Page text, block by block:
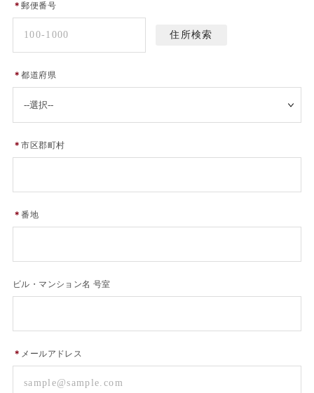
＊郵便番号
＊都道府県
＊市区郡町村
＊番地
ビル・マンション名 号室
＊ メールアドレス